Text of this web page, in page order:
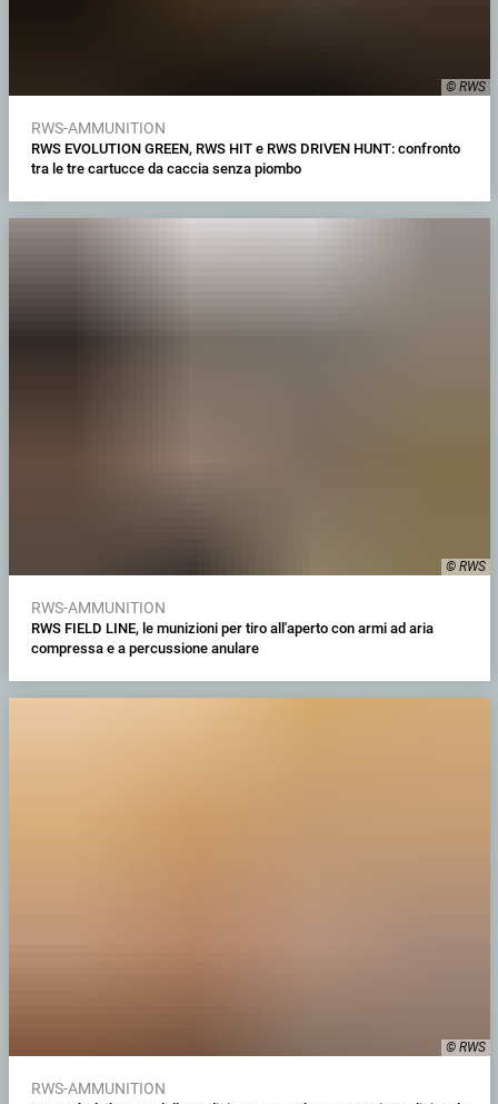
© RWS
RWS-AMMUNITION
RWS EVOLUTION GREEN, RWS HIT e RWS DRIVEN HUNT: confronto
tra le tre cartucce da caccia senza piombo
© RWS
RWS-AMMUNITION
RWS FIELD LINE, le munizioni per tiro all'aperto con armi ad aria
compressa e a percussione anulare
© RWS
RWS-AMMUNITION